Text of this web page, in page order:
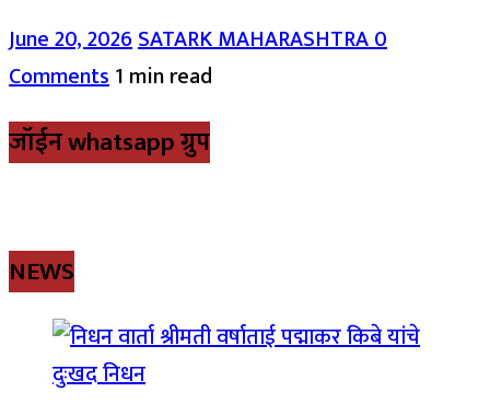
June 20, 2026SATARK MAHARASHTRA0
Comments1 min read
जॉईन whatsapp ग्रुप
NEWS